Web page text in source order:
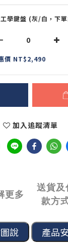
學鍵盤 (灰/白，下單
價 NT$2,490
加入追蹤清單
更多
送貨及
款方